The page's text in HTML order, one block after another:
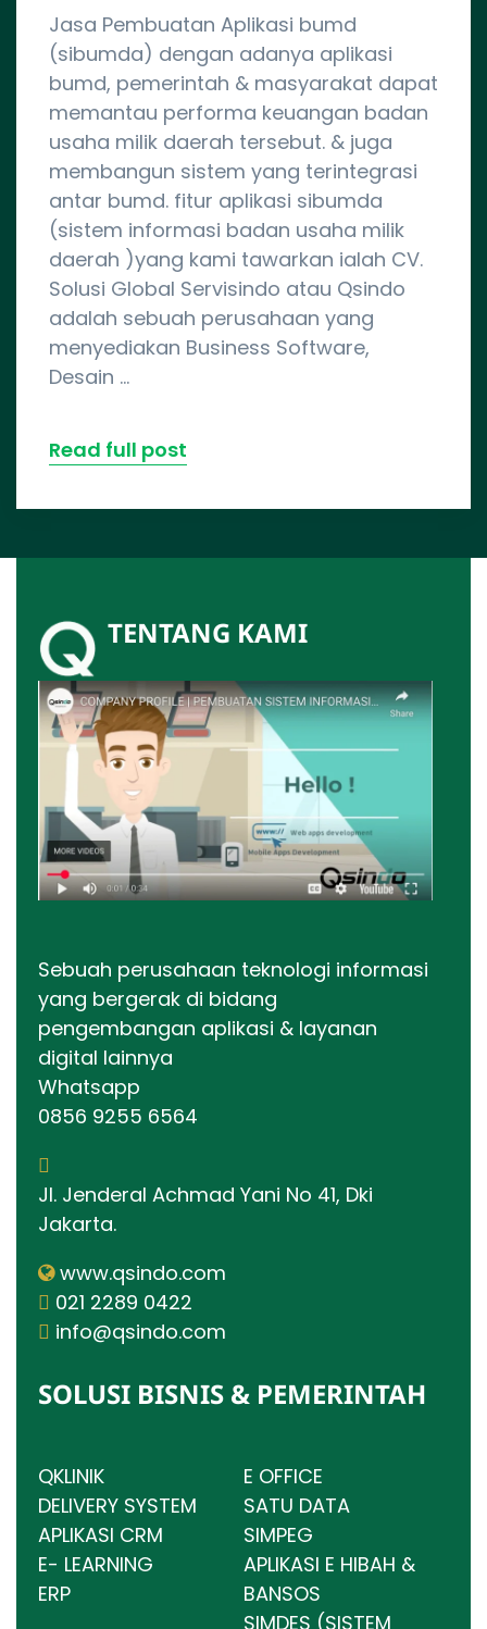
Jasa Pembuatan Aplikasi bumd
(sibumda) dengan adanya aplikasi
bumd, pemerintah & masyarakat dapat
memantau performa keuangan badan
usaha milik daerah tersebut. & juga
membangun sistem yang terintegrasi
antar bumd. fitur aplikasi sibumda
(sistem informasi badan usaha milik
daerah )yang kami tawarkan ialah CV.
Solusi Global Servisindo atau Qsindo
adalah sebuah perusahaan yang
menyediakan Business Software,
Desain …
Read full post
TENTANG KAMI
Sebuah perusahaan teknologi informasi
yang bergerak di bidang
pengembangan aplikasi & layanan
digital lainnya
Whatsapp
0856 9255 6564
Jl. Jenderal Achmad Yani No 41, Dki
Jakarta.
www.qsindo.com
021 2289 0422
info@qsindo.com
SOLUSI BISNIS & PEMERINTAH
QKLINIK
DELIVERY SYSTEM
APLIKASI CRM
E- LEARNING
ERP
E OFFICE
SATU DATA
SIMPEG
APLIKASI E HIBAH &
BANSOS
SIMDES (SISTEM